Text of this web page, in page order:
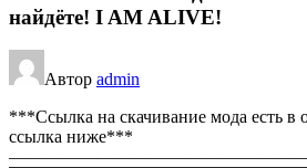
найдёте! I AM ALIVE!
Автор admin
***Ссылка на скачивание мода есть
ссылка ниже***